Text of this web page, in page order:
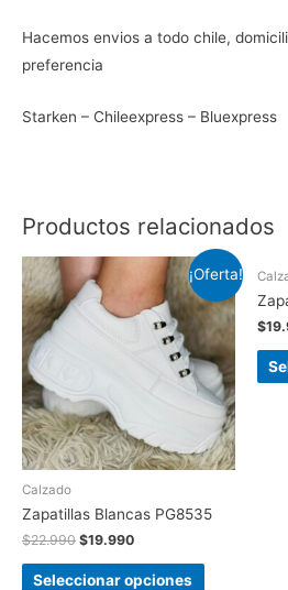
Hacemos envios a todo chile,
preferencia
Starken – Chileexpress – Bluexpress
Productos relacionados
¡Oferta!
Calzado
Zapatillas Blancas PG8535
$22.990 $19.990
Seleccionar opciones
$